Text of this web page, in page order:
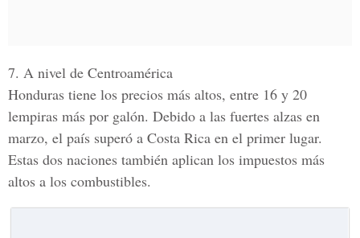
7. A nivel de Centroamérica
Honduras tiene los precios más altos, entre 16 y 20
lempiras más por galón. Debido a las fuertes alzas en
marzo, el país superó a Costa Rica en el primer lugar.
Estas dos naciones también aplican los impuestos más
altos a los combustibles.